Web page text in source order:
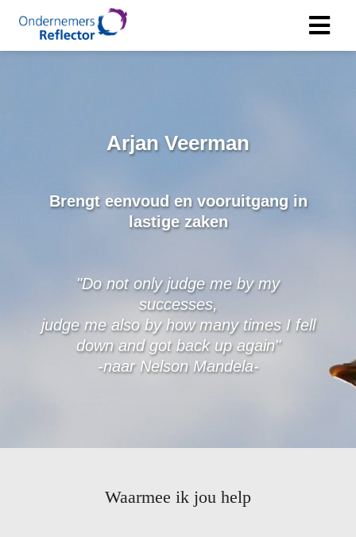
Arjan Veerman
Brengt eenvoud en vooruitgang in
lastige zaken
"Do not only judge me by my
successes,
judge me also by how many times I fell
down and got back up again"
-naar Nelson Mandela-
Waarmee ik jou help